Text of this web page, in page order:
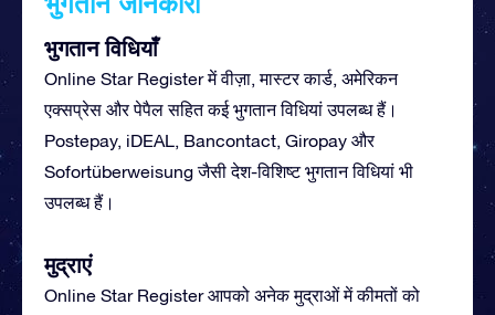
भुगतान विधियाँ
Online Star Register में वीज़ा, मास्टर कार्ड, अमेरिकन
एक्सप्रेस और पेपैल सहित कई भुगतान विधियां उपलब्ध हैं।
Postepay, iDEAL, Bancontact, Giropay और
Sofortüberweisung जैसी देश-विशिष्ट भुगतान विधियां भी
उपलब्ध हैं।
मुद्राएं
Online Star Register आपको अनेक मुद्राओं में कीमतों को